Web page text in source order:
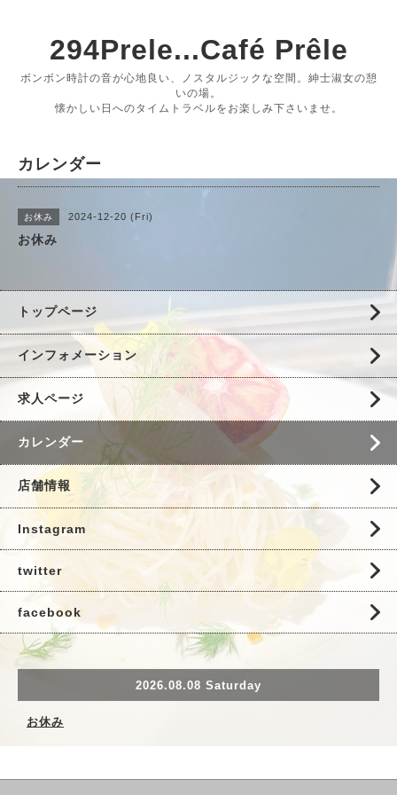
294Prele...Café Prêle
ボンボン時計の音が心地良い、ノスタルジックな空間。紳士淑女の憩
いの場。
懐かしい日へのタイムトラベルをお楽しみ下さいませ。
カレンダー
お休み 2024-12-20 (Fri)
お休み
トップページ
インフォメーション
求人ページ
カレンダー
店舗情報
Instagram
twitter
facebook
2026.08.08 Saturday
お休み